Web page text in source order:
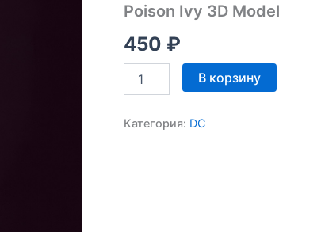
Poison Ivy 3D Model
450 ₽
Количество
товара
Ivy
В корзину
Категория: DC